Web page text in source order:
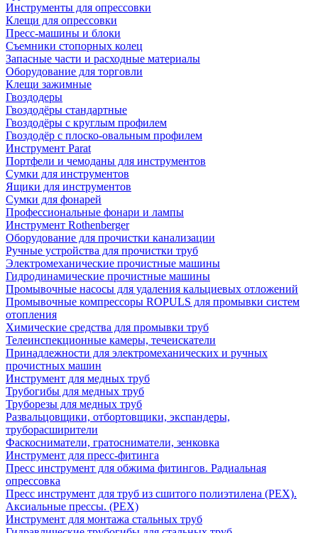
Инструменты для опрессовки
Клещи для опрессовки
Пресс-машины и блоки
Съемники стопорных колец
Запасные части и расходные материалы
Оборудование для торговли
Клещи зажимные
Гвоздодеры
Гвоздодёры стандартные
Гвоздодёры с круглым профилем
Гвоздодёр с плоско-овальным профилем
Инструмент Parat
Портфели и чемоданы для инструментов
Сумки для инструментов
Ящики для инструментов
Сумки для фонарей
Профессиональные фонари и лампы
Инструмент Rothenberger
Оборудование для прочистки канализации
Ручные устройства для прочистки труб
Электромеханические прочистные машины
Гидродинамические прочистные машины
Промывочные насосы для удаления кальциевых отложений
Промывочные компрессоры ROPULS для промывки систем
отопления
Химические средства для промывки труб
Телеинспекционные камеры, течеискатели
Принадлежности для электромеханических и ручных
прочистных машин
Инструмент для медных труб
Трубогибы для медных труб
Труборезы для медных труб
Развальцовщики, отбортовщики, экспандеры,
труборасширители
Фаскосниматели, гратосниматели, зенковка
Инструмент для пресс-фитинга
Пресс инструмент для обжима фитингов. Радиальная
опрессовка
Пресс инструмент для труб из сшитого полиэтилена (PEX).
Аксиальные прессы. (PEX)
Инструмент для монтажа стальных труб